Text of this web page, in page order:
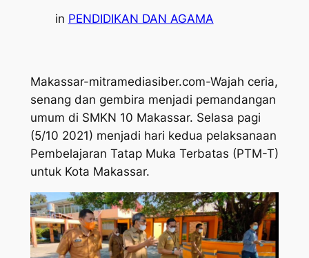
in PENDIDIKAN DAN AGAMA
Makassar-mitramediasiber.com-Wajah ceria,
senang dan gembira menjadi pemandangan
umum di SMKN 10 Makassar. Selasa pagi
(5/10 2021) menjadi hari kedua pelaksanaan
Pembelajaran Tatap Muka Terbatas (PTM-T)
untuk Kota Makassar.